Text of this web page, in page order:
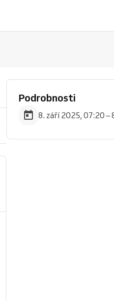
Podrobnosti
8. září 2025, 07:20 –